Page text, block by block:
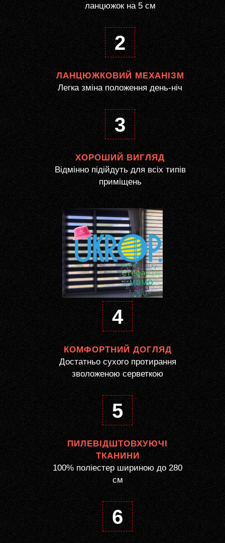
ланцюжок на 5 см
2
ЛАНЦЮЖКОВИЙ МЕХАНІЗМ
Легка зміна положення день-ніч
3
ХОРОШИЙ ВИГЛЯД
Відмінно підійдуть для всіх типів
приміщень
4
КОМФОРТНИЙ ДОГЛЯД
Достатньо сухого протирання
зволоженою серветкою
5
ПИЛЕВІДШТОВХУЮЧІ
ТКАНИНИ
100% поліестер шириною до 280
см
6